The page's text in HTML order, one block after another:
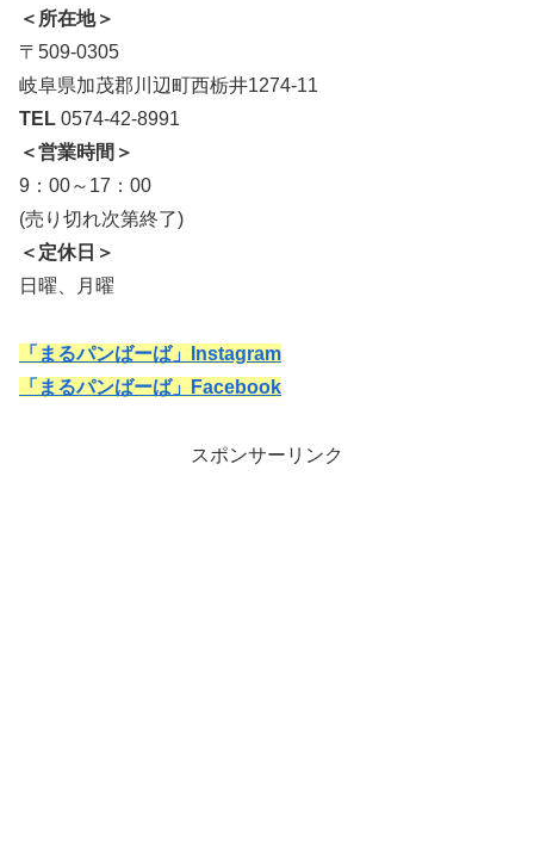
＜所在地＞
〒509-0305
岐阜県加茂郡川辺町西栃井1274-11
TEL 0574-42-8991
＜営業時間＞
9：00～17：00
(売り切れ次第終了)
＜定休日＞
日曜、月曜
「まるパンばーば」Instagram
「まるパンばーば」Facebook
スポンサーリンク